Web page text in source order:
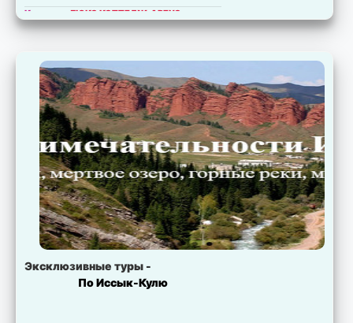
Комната: ЛЮКС КОТТЕДЖ-АРГУС
Свободно:3 комнат.Цена:225.00 USD.
Комната:КОТТЕДЖ-ДИОНА
Свободно:3 комнат.Цена:180.00 USD.
Комната: КОТТЕДЖ-ЛИРУС
Свободно: 2 комнат. Цена: 115.00 USD.
Эксклюзивные туры -
По Иссык-Кулю